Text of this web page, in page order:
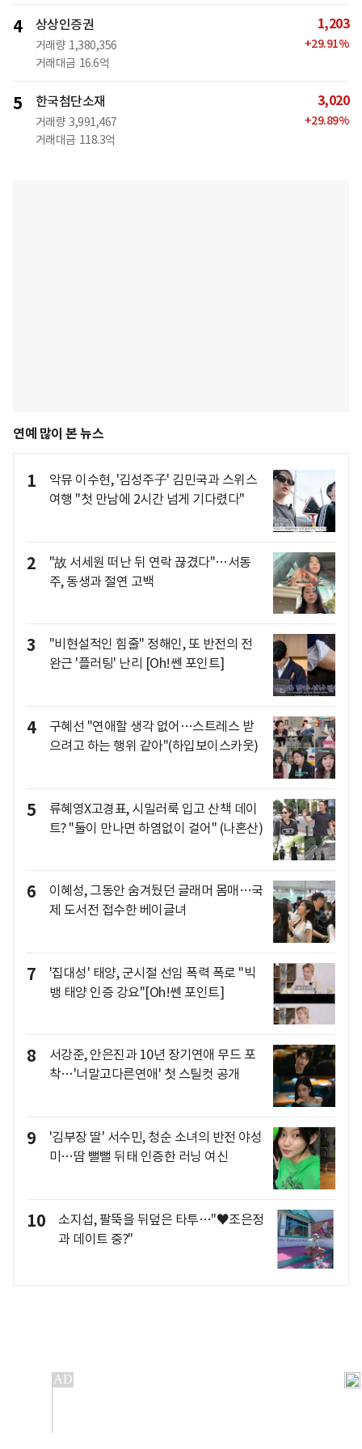
4 상상인증권
거래량 1,380,356
거래대금 16.6억
1,203
+29.91%
5 한국첨단소재
거래량 3,991,467
거래대금 118.3억
3,020
+29.89%
연예 많이 본 뉴스
1
악뮤 이수현, '김성주子' 김민국과 스위스
여행 "첫 만남에 2시간 넘게 기다렸다"
2
"故 서세원 떠난 뒤 연락 끊겼다"…서동
주, 동생과 절연 고백
3
"비현설적인 힘줄" 정해인, 또 반전의 전
완근 '플러팅' 난리 [Oh!쎈 포인트]
4
구혜선 "연애할 생각 없어…스트레스 받
으려고 하는 행위 같아"(하입보이스카웃)
5
류혜영X고경표, 시밀러룩 입고 산책 데이
트? "둘이 만나면 하염없이 걸어" (나혼산)
6
이혜성, 그동안 숨겨뒀던 글래머 몸매…국
제 도서전 접수한 베이글녀
7
'집대성' 태양, 군시절 선임 폭력 폭로 "빅
뱅 태양 인증 강요"[Oh!쎈 포인트]
8
서강준, 안은진과 10년 장기연애 무드 포
착…'너말고다른연애' 첫 스틸컷 공개
9
'김부장 딸' 서수민, 청순 소녀의 반전 야성
미…땀 뻘뻘 뒤태 인증한 러닝 여신
10
소지섭, 팔뚝을 뒤덮은 타투…"♥조은정
과 데이트 중?"